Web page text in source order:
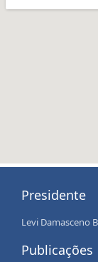
Presidente
Levi Damasceno
Publicações